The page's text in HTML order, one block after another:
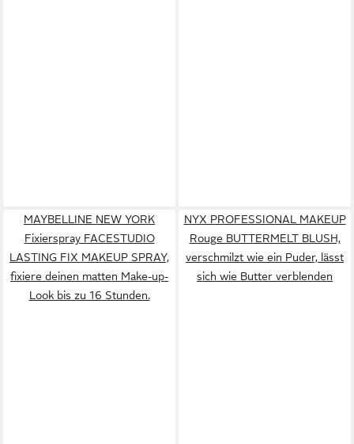
MAYBELLINE NEW YORK
Fixierspray FACESTUDIO
LASTING FIX MAKEUP SPRAY,
fixiere deinen matten Make-up-
Look bis zu 16 Stunden.
NYX PROFESSIONAL MAKEUP
Rouge BUTTERMELT BLUSH,
verschmilzt wie ein Puder, lässt
sich wie Butter verblenden